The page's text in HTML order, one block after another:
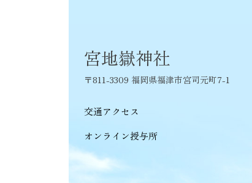
シ
ョ
ン
宮地嶽神社
〒811-3309 福岡県福津市宮司元町7-1
交通アクセス
オンライン授与所